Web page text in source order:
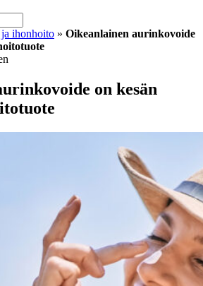
ihonhoito » Oikeanlainen aurinkovoide
on kesän